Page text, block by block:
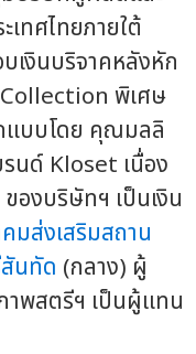
เทศไทยภายใต้
เงินบริจาคหลังหัก
Collection พิเศษ
แบบโดย คุณมลลิ
รนด์ Kloset เนื่อง
องบริษัทฯ เป็นเงิน
มส่งเสริมสถาน
นทัด (กลาง) ผู้
าพสตรีฯ เป็นผู้แทน